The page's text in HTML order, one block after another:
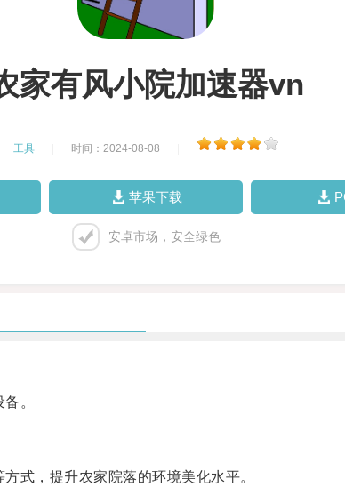
家有风小院加速器vn
工具 时间：2024-08-08
苹果下载
安卓市场，安全绿色
。
，提升农家院落的环境美化水平。